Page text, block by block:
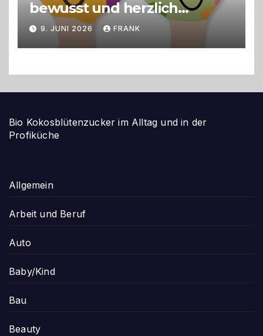
bewusst und herzlich
gestalten
9. JUNI 2026 FRANK
Bio Kokosblütenzucker im Alltag und in der
Profiküche
Allgemein
Arbeit und Beruf
Auto
Baby/Kind
Bau
Beauty